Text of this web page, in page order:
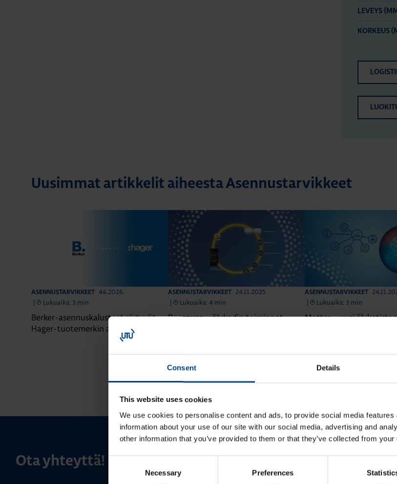
Consent Details
This website uses cookies
We use cookies to personalise content and ads, to provide social media
information about your use of our site with our social media, advertising and
other information that you’ve provided to them or that they’ve collected from
Necessary Preferences
LEVEYS
KORKEUS
Uusimmat artikkelit aiheesta Asennustarvikkeet
ASENNUSTARVIKKEET
4.6.2026
|
Lukuaika: 3 min
Berker-asennuskalusteet siirtyvät
Hager-tuotemerkin alle
ASENNUSTARVIKKEET
24.11.2025
|
Lukuaika: 4 min
Domovea – älykodin toiminnot
ASENNUSTARVIKKEET
|
Lukuaika: 3 min
Matter – uusi
KATSO LISÄÄ ARTIKKELEITA
Ota yhteyttä! Etunimi*